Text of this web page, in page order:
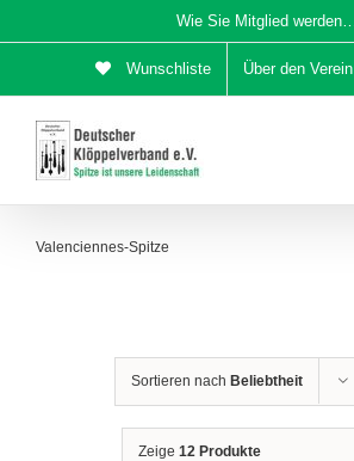
Inhalt
Wie Sie Mitglied werden…
Wunschliste Über den Verein
Valenciennes-Spitze
Sortieren nach Beliebtheit
Zeige 12 Produkte